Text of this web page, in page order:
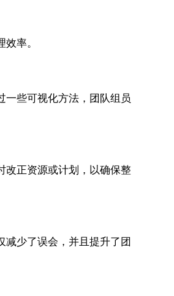
率。
一些可视化方法，团队组员
改正资源或计划，以确保整
减少了误会，并且提升了团